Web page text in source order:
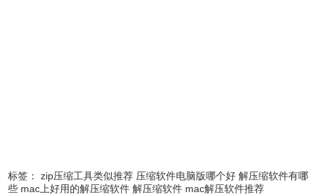
标签： zip压缩工具类似推荐 压缩软件电脑版哪个好 解压缩软件有哪
些 mac上好用的解压缩软件 解压缩软件 mac解压软件推荐